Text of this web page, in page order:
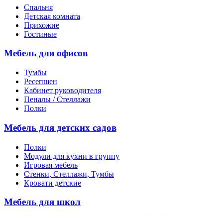
Спальня
Детская комната
Прихожие
Гостиные
Мебель для офисов
Тумбы
Ресепшен
Кабинет руководителя
Пеналы / Стеллажи
Полки
Мебель для детских садов
Полки
Модули для кухни в группу
Игровая мебель
Стенки, Стеллажи, Тумбы
Кровати детские
Мебель для школ